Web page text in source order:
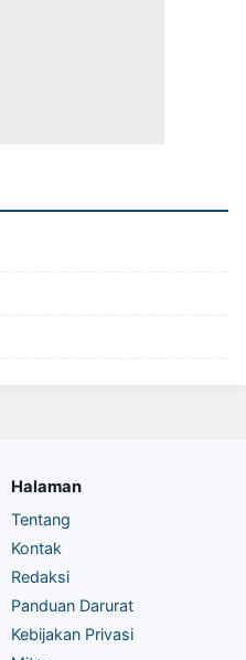
Halaman
Tentang
Kontak
Redaksi
Panduan Darurat
Kebijakan Privasi